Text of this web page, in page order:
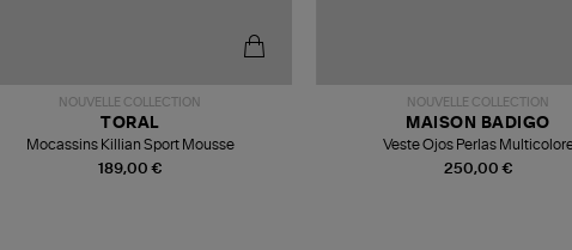
NOUVELLE COLLECTION
189,00 €
TORAL
Mocassins Killian Sport Mousse
NOUVELLE COLLECTION
250,00 €
MAISON BADIGO
Veste Ojos Perlas